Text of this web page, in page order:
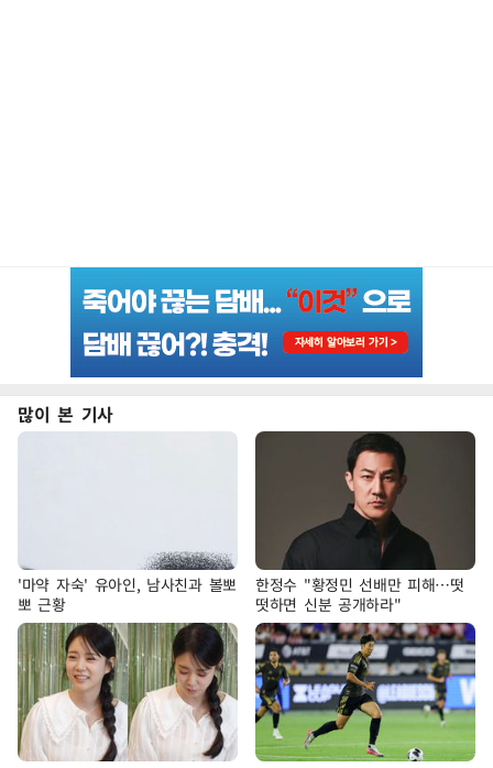
많이 본 기사
'마약 자숙' 유아인, 남사친과 볼뽀
뽀 근황
한정수 "황정민 선배만 피해…떳
떳하면 신분 공개하라"